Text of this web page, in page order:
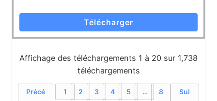
Télécharger
Affichage des téléchargements 1 à 20 sur 1,738
téléchargements
Précé
1 2 3 4 5 …
8
Sui